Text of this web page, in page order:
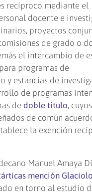
recíproco mediante el
docente e
proyectos
de grado o
el intercambio de
programas de
y estancias de
de programas
de doble título,
de común
la exención
Manuel Amaya
mención
en torno al estudio